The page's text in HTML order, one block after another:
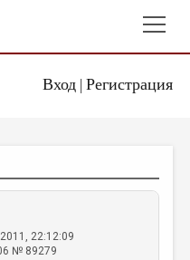
Вход| Регистрация
22:12:09
№ 89279